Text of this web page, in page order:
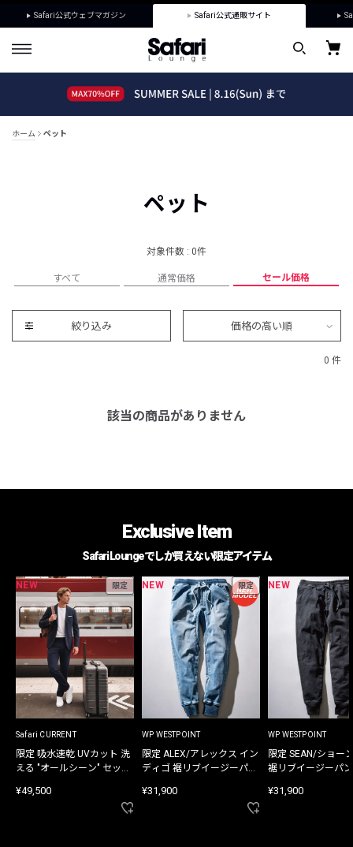
Safari公式ウェブマガジン Safari公式通販サイト
ホーム ペット
ペット
対象件数 : 0件
すべて 通常価格 セール価格
絞り込み 価格の高い順
0 件
該当の商品がありません
Exclusive Item
Safari Loungeでしか買えない限定アイテム
NEW 限定
Safari CURRENT
限定 吸水速乾 UVカット 洗
える "オールシーン" セット
¥49,500
NEW 限定
WP WESTPOINT
限定 ALEX/アレックス イン
ディゴ 裾リブイージーパン
¥31,900
NEW
WP WESTPOINT
限定 SEAN/ショー
裾リブイージーパ
¥31,900